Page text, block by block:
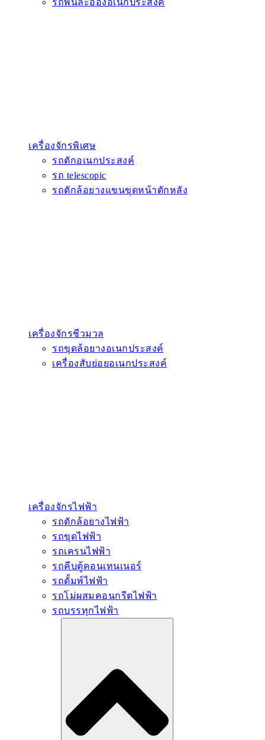
รถพ่นละอองอเนกประสงค์
เครื่องจักรพิเศษ
รถตักอเนกประสงค์
รถ telescopic
รถตักล้อยางแขนขุดหน้าตักหลัง
เครื่องจักรชีวมวล
รถขุดล้อยางอเนกประสงค์
เครื่องสับย่อยอเนกประสงค์
เครื่องจักรไฟฟ้า
รถตักล้อยางไฟฟ้า
รถขุดไฟฟ้า
รถเครนไฟฟ้า
รถคีบตู้คอนเทนเนอร์
รถดั้มพ์ไฟฟ้า
รถโม่ผสมคอนกรีตไฟฟ้า
รถบรรทุกไฟฟ้า